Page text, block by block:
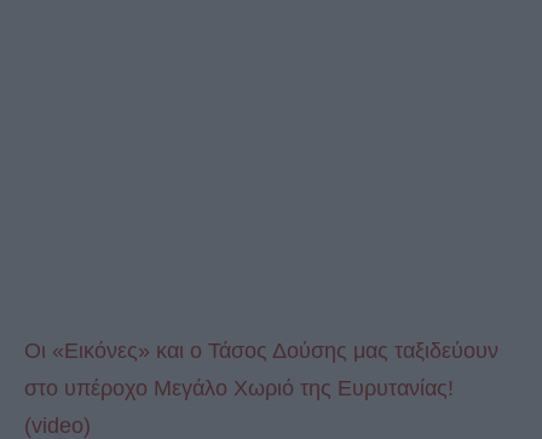
Οι «Εικόνες» και ο Τάσος Δούσης μας ταξιδεύουν
στο υπέροχο Μεγάλο Χωριό της Ευρυτανίας!
(video)